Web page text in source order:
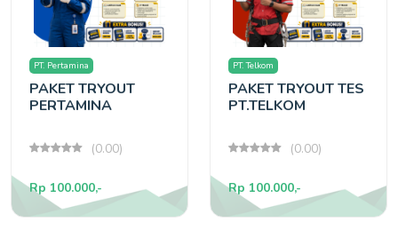
PT. Pertamina
PAKET TRYOUT
PERTAMINA
(0.00)
Rp 100.000,-
PT. Telkom
PAKET TRYOUT TES
PT.TELKOM
(0.00)
Rp 100.000,-